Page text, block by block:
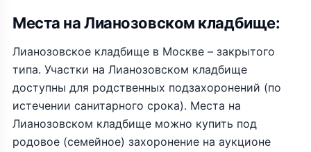
Места на Лианозовском кладбище:
Лианозовское кладбище в Москве – закрытого
типа. Участки на Лианозовском кладбище
доступны для родственных подзахоронений (по
истечении санитарного срока). Места на
Лианозовском кладбище можно купить под
родовое (семейное) захоронение на аукционе